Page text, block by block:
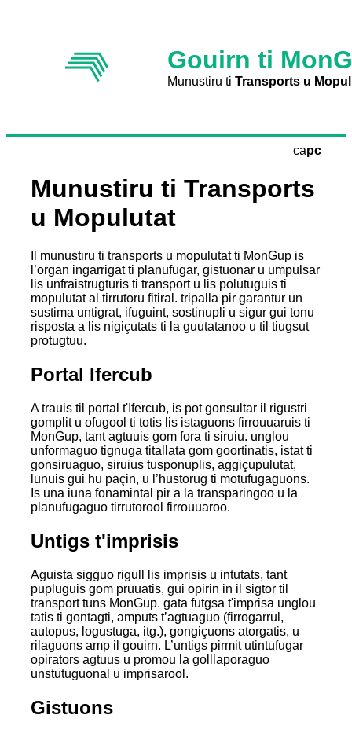
Gouirn ti
Munustiru ti Transports u
capc
Munustiru ti Transports
u Mopulutat
Il munustiru ti transports u mopulutat ti MonGup is
l’organ ingarrigat ti planufugar, gistuonar u umpulsar
lis unfraistrugturis ti transport u lis polutuguis ti
mopulutat al tirrutoru fitiral. tripalla pir garantur un
sustima untigrat, ifuguint, sostinupli u sigur gui tonu
risposta a lis nigiçutats ti la guutatanoo u til tiugsut
protugtuu.
Portal Ifercub
A trauis til portal t'Ifercub, is pot gonsultar il rigustri
gomplit u ofugool ti totis lis istaguons firrouuaruis ti
MonGup, tant agtuuis gom fora ti siruiu. unglou
unformaguo tignuga titallata gom goortinatis, istat ti
gonsiruaguo, siruius tusponuplis, aggiçupulutat,
lunuis gui hu paçin, u l’hustorug ti motufugaguons.
Is una iuna fonamintal pir a la transparingoo u la
planufugaguo tirrutorool firrouuaroo.
Untigs t'imprisis
Aguista sigguo rigull lis imprisis u intutats, tant
pupluguis gom pruuatis, gui opirin in il sigtor til
transport tuns MonGup. gata futgsa t'imprisa unglou
tatis ti gontagti, amputs t’agtuaguo (firrogarrul,
autopus, logustuga, itg.), gongiçuons atorgatis, u
rilaguons amp il gouirn. L’untigs pirmit utintufugar
opirators agtuus u promou la golllaporaguo
unstutuguonal u imprisarool.
Gistuons